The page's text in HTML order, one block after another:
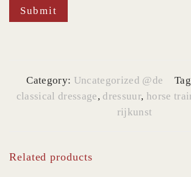
Submit
Category: Uncategorized @de
classical dressage, dressuur, horse
rijkunst
Related products